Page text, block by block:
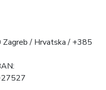
/ Hrvatska / +385